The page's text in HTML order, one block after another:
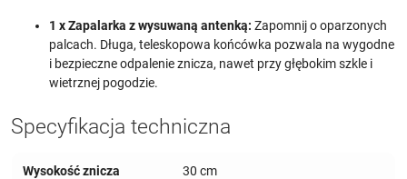
1 x Zapalarka z wysuwaną antenką: Zapomnij o oparzonych
palcach. Długa, teleskopowa końcówka pozwala na wygodne
i bezpieczne odpalenie znicza, nawet przy głębokim szkle i
wietrznej pogodzie.
Specyfikacja techniczna
Wysokość znicza 30 cm